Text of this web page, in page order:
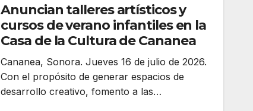
Anuncian talleres artísticos y
cursos de verano infantiles en la
Casa de la Cultura de Cananea
Cananea, Sonora. Jueves 16 de julio de 2026.
Con el propósito de generar espacios de
desarrollo creativo, fomento a las…